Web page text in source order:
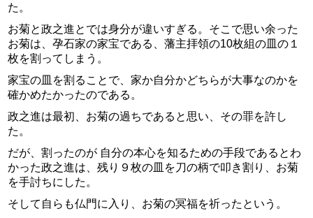
た。
お菊と政之進とでは身分が違いすぎる。そこで思い余った
お菊は、孕石家の家宝である、藩主拝領の10枚組の皿の１
枚を割ってしまう。
家宝の皿を割ることで、家か自分かどちらが大事なのかを
確かめたかったのである。
政之進は最初、お菊の過ちであると思い、その罪を許し
た。
だが、割ったのが 自分の本心を知るための手段であるとわ
かった政之進は、残り９枚の皿を刀の柄で叩き割り、お菊
を手討ちにした。
そして自らも仏門に入り、お菊の冥福を祈ったという。